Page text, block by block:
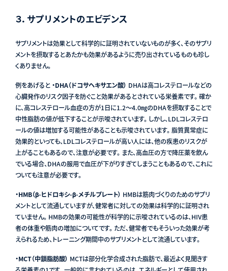
３．サプリメントのエビデンス
サプリメントは効果として科学的に証明されていないものが多く、そのサプリ
メントを摂取するとあたかも効果があるように売り出されているものも珍し
くありません。
例をあげると ・DHA（ドコサヘキサエン酸） DHAは高コレステロールなどの
心臓発作のリスク因子を防ぐこと効果があるとされている栄養素です。 確か
に、高コレステロール血症の方が1日に1.2～4.0㎎のDHAを摂取することで
中性脂肪の値が低下することが示唆されています。 しかし、LDLコレステロ
ールの値は増加する可能性があることも示唆されています。 脂質異常症に
効果的といっても、LDLコレステロールが高い人には、他の疾患のリスクが
上がることもあるので、注意が必要です。 また、高血圧の方で降圧薬を飲ん
でいる場合、DHAの服用で血圧が下がりすぎてしまうこともあるので、これに
ついても注意が必要です。
・HMB（β-ヒドロキシ-β-メチルプレート） HMBは筋肉づくりのためのサプリ
メントとして流通していますが、健常者に対しての効果は科学的に証明され
ていません。 HMBの効果の可能性が科学的に示唆されているのは、HIV患
者の体重や筋肉の増加についてです。 ただ、健常者でもそういった効果が考
えられるため、トレーニング期間中のサプリメントとして流通しています。
・MCT（中鎖脂肪酸） MCTは部分化学合成された脂肪で、最近よく見聞きす